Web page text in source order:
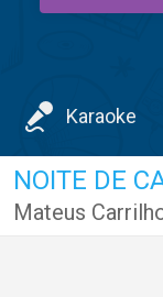
Karaoke
NOITE DE
Mateus